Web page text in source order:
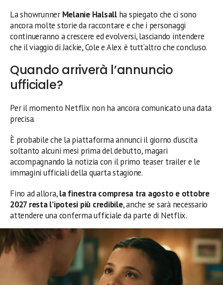
La showrunner Melanie Halsallha spiegato che ci sono
ancora molte storie da raccontare e che i personaggi
continueranno a crescere ed evolversi, lasciando intendere
che il viaggio di Jackie, Cole e Alex è tutt’altro che concluso.
Quando arriverà l’annuncio
ufficiale?
Per il momento Netflix non ha ancora comunicato una data
precisa.
È probabile che la piattaforma annunci il giorno d’uscita
soltanto alcuni mesi prima del debutto, magari
accompagnando la notizia con il primo teaser trailer e le
immagini ufficiali della quarta stagione.
Fino ad allora,la finestra compresa tra agosto e ottobre
2027 resta l’ipotesi più credibile, anche se sarà necessario
attendere una conferma ufficiale da parte di Netflix.